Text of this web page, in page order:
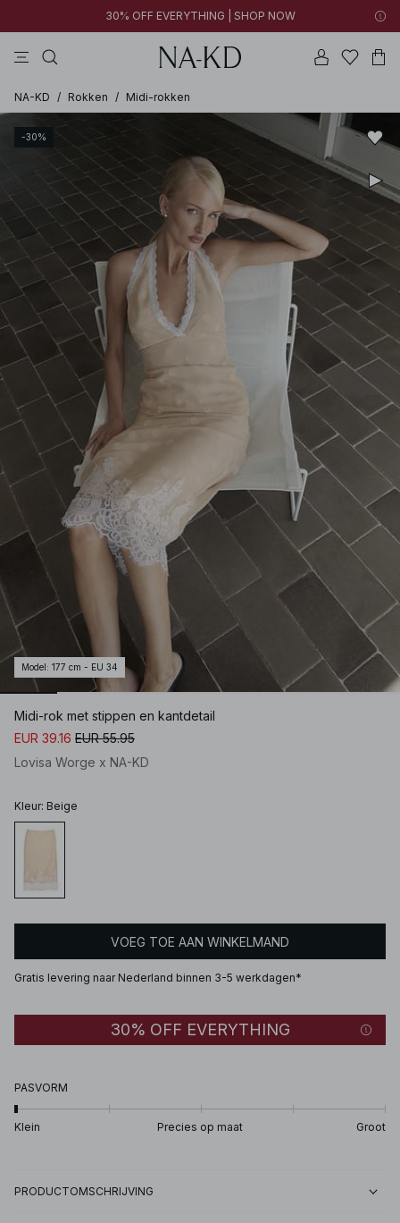
30% OFF EVERYTHING | SHOP NOW
NA-KD / Rokken / Midi-rokken
-30%
Model : 177 cm - EU 34
Midi-rok met stippen en kantdetail
EUR 39.16 EUR 55.95
Lovisa Worge x NA-KD
Kleur: Beige
VOEG TOE AAN WINKELMAND
Gratis levering naar Nederland binnen 3-5 werkdagen*
30% OFF EVERYTHING
PASVORM
Klein Precies op maat Groot
PRODUCTOMSCHRIJVING